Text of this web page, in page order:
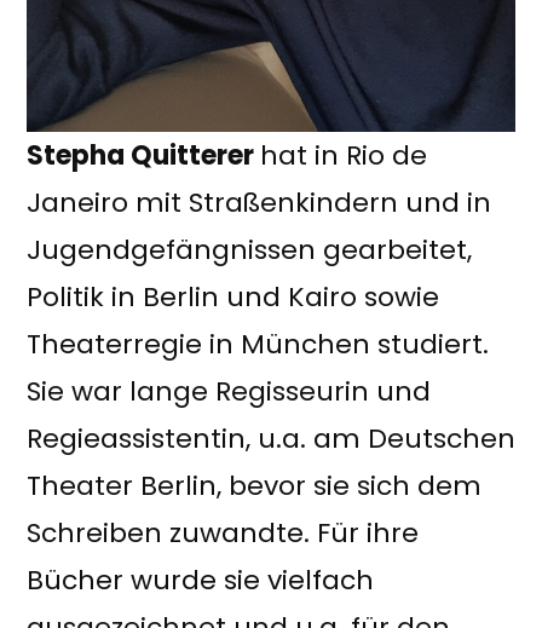
Stepha Quitterer hat in Rio de
Janeiro mit Straßenkindern und in
Jugendgefängnissen gearbeitet,
Politik in Berlin und Kairo sowie
Theaterregie in München studiert.
Sie war lange Regisseurin und
Regieassistentin, u.a. am Deutschen
Theater Berlin, bevor sie sich dem
Schreiben zuwandte. Für ihre
Bücher wurde sie vielfach